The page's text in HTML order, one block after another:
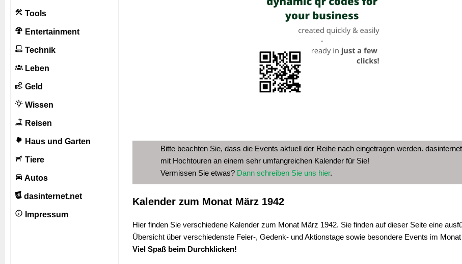
Tools
Entertainment
Technik
Leben
Geld
Wissen
Reisen
Haus und Garten
Tiere
Autos
dasinternet.net
Impressum
Bitte beachten Sie, dass die Events aktuell der Reihe nach eingetragen werden.
mit Hochtouren an einem sehr umfangreichen Kalender für Sie!
Vermissen Sie etwas? Dann schreiben Sie uns hier.
Kalender zum Monat März 1942
Hier finden Sie verschiedene Kalender zum Monat März 1942. Sie finden auf dieser Seite eine
Übersicht über verschiedenste Feier-, Gedenk- und Aktionstage sowie besondere Events im
Viel Spaß beim Durchklicken!